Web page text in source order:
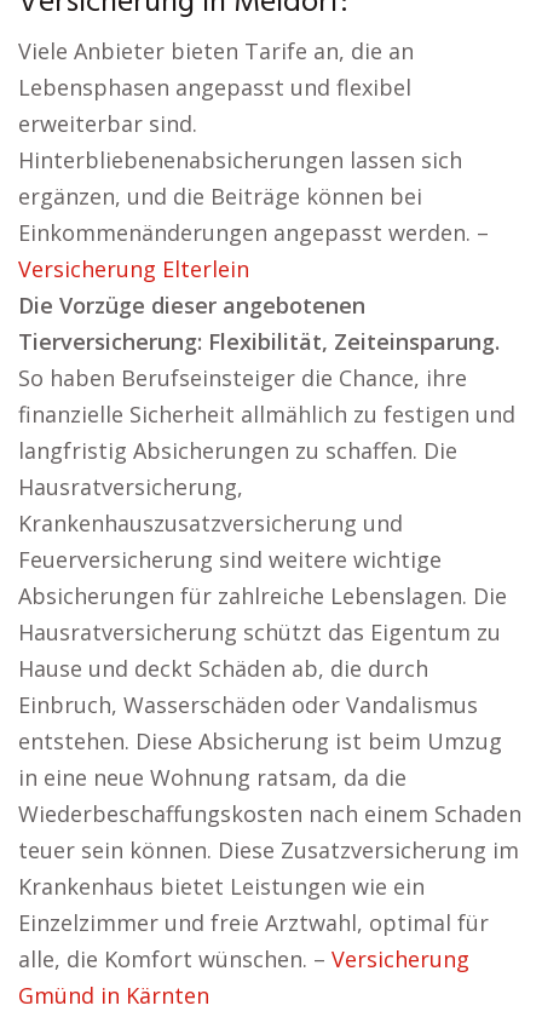
Viele Anbieter bieten Tarife an, die an
Lebensphasen angepasst und flexibel
erweiterbar sind.
Hinterbliebenenabsicherungen lassen sich
ergänzen, und die Beiträge können bei
Einkommenänderungen angepasst werden. –
Versicherung Elterlein
Die Vorzüge dieser angebotenen
Tierversicherung: Flexibilität, Zeiteinsparung.
So haben Berufseinsteiger die Chance, ihre
finanzielle Sicherheit allmählich zu festigen und
langfristig Absicherungen zu schaffen. Die
Hausratversicherung,
Krankenhauszusatzversicherung und
Feuerversicherung sind weitere wichtige
Absicherungen für zahlreiche Lebenslagen. Die
Hausratversicherung schützt das Eigentum zu
Hause und deckt Schäden ab, die durch
Einbruch, Wasserschäden oder Vandalismus
entstehen. Diese Absicherung ist beim Umzug
in eine neue Wohnung ratsam, da die
Wiederbeschaffungskosten nach einem Schaden
teuer sein können. Diese Zusatzversicherung im
Krankenhaus bietet Leistungen wie ein
Einzelzimmer und freie Arztwahl, optimal für
alle, die Komfort wünschen. – Versicherung
Gmünd in Kärnten